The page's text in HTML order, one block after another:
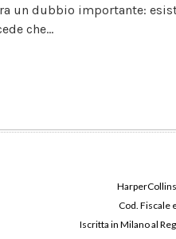
un dubbio importante:
che...
Cod. Fiscale
Iscritta in Milano al